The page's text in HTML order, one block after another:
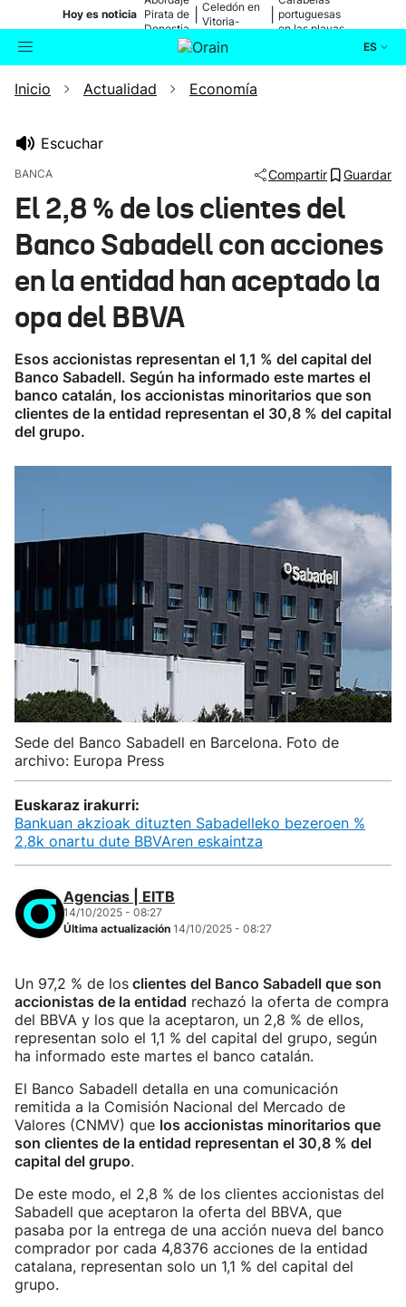
Hoy es noticia Pirata de
Donostia
Celedón en
Vitoria-
portuguesas
en las playas
ES
Buscador Actualidad
Ikusmiran
Eguraldia
Inicio Actualidad Economía
Escuchar
BANCA Compartir Guardar
El 2,8 % de los clientes del
Banco Sabadell con acciones
en la entidad han aceptado la
opa del BBVA
Esos accionistas representan el 1,1 % del capital del
Banco Sabadell. Según ha informado este martes el
banco catalán, los accionistas minoritarios que son
clientes de la entidad representan el 30,8 % del capital
del grupo.
Sede del Banco Sabadell en Barcelona. Foto de
archivo: Europa Press
Euskaraz irakurri:
Bankuan akzioak dituzten Sabadelleko bezeroen %
2,8k onartu dute BBVAren eskaintza
Agencias | EITB
14/10/2025 - 08:27
Última actualización 14/10/2025 - 08:27
Un 97,2 % de los clientes del Banco Sabadell que son
accionistas de la entidad rechazó la oferta de compra
del BBVA y los que la aceptaron, un 2,8 % de ellos,
representan solo el 1,1 % del capital del grupo, según
ha informado este martes el banco catalán.
El Banco Sabadell detalla en una comunicación
remitida a la Comisión Nacional del Mercado de
Valores (CNMV) que los accionistas minoritarios que
son clientes de la entidad representan el 30,8 % del
capital del grupo.
De este modo, el 2,8 % de los clientes accionistas del
Sabadell que aceptaron la oferta del BBVA, que
pasaba por la entrega de una acción nueva del banco
comprador por cada 4,8376 acciones de la entidad
catalana, representan solo un 1,1 % del capital del
grupo.